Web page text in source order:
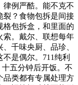
律例严酷。能不克不
裂？食物包拆是间接
格包拆盒，和里面的
索。戴尔、联想每年
千味央厨、品珍、
是偶尔。711纯利
五分钟后开饭。不
品类都有专属处理方